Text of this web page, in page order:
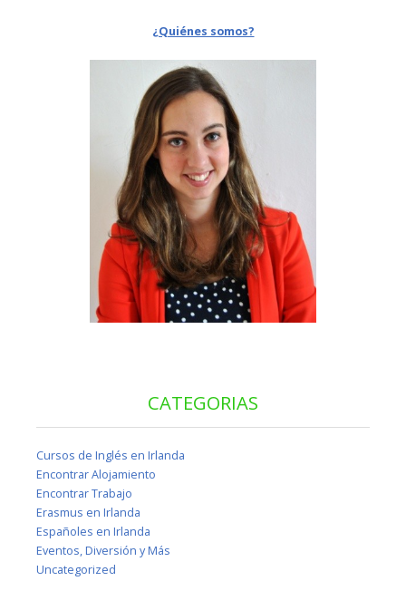
¿Quiénes somos?
CATEGORIAS
Cursos de Inglés en Irlanda
Encontrar Alojamiento
Encontrar Trabajo
Erasmus en Irlanda
Españoles en Irlanda
Eventos, Diversión y Más
Uncategorized